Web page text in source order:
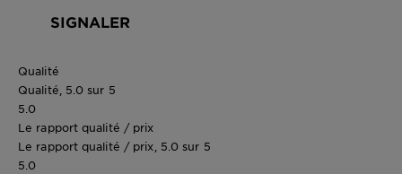
SIGNALER
Qualité
Qualité, 5.0 sur 5
5.0
Le rapport qualité / prix
Le rapport qualité / prix, 5.0 sur 5
5.0